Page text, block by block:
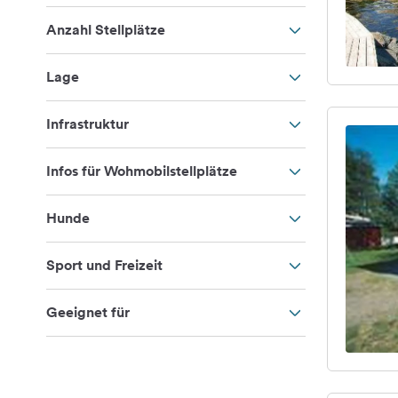
Anzahl Stellplätze
Lage
Infrastruktur
Infos für Wohmobilstellplätze
Hunde
Sport und Freizeit
Geeignet für